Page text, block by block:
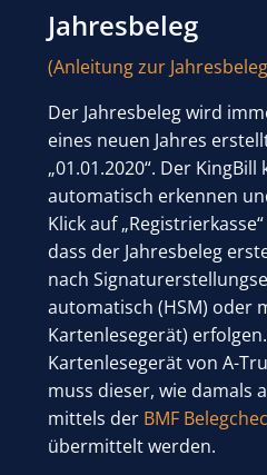
Jahresbeleg
(Anleitung zur
Der Jahresbeleg wird
eines neuen Jahres
„01.01.2020“. Der KingBill
automatisch erkennen
Klick auf
dass der Jahresbeleg
nach
automatisch (HSM) oder
Kartenlesegerät)
Kartenlesegerät von A-
muss dieser, wie damals
mittels der BMF
übermittelt werden.